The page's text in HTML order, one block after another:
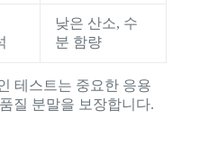
낮은 산소, 수
분 함량
테스트는 중요한 응용
질 분말을 보장합니다.